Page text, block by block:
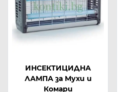
ИНСЕКТИЦИДНА
ЛАМПА за Мухи и
Комари